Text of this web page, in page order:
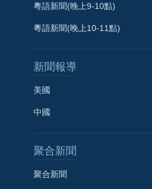
粵語新聞(晚上9-10點)
粵語新聞(晚上10-11點)
新聞報導
美國
中國
聚合新聞
聚合新聞